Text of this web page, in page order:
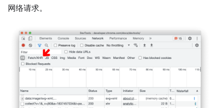
网络请求。